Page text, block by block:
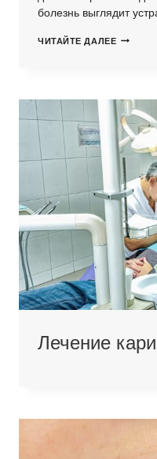
болезнь выглядит
ЧИТАЙТЕ ДАЛЕЕ
Лечение